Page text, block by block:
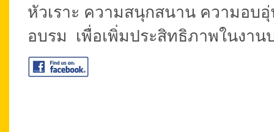
หัวเราะ ความสนุกสนาน ความอบ
อบรม เพื่อเพิ่มประสิทธิภาพในงาน